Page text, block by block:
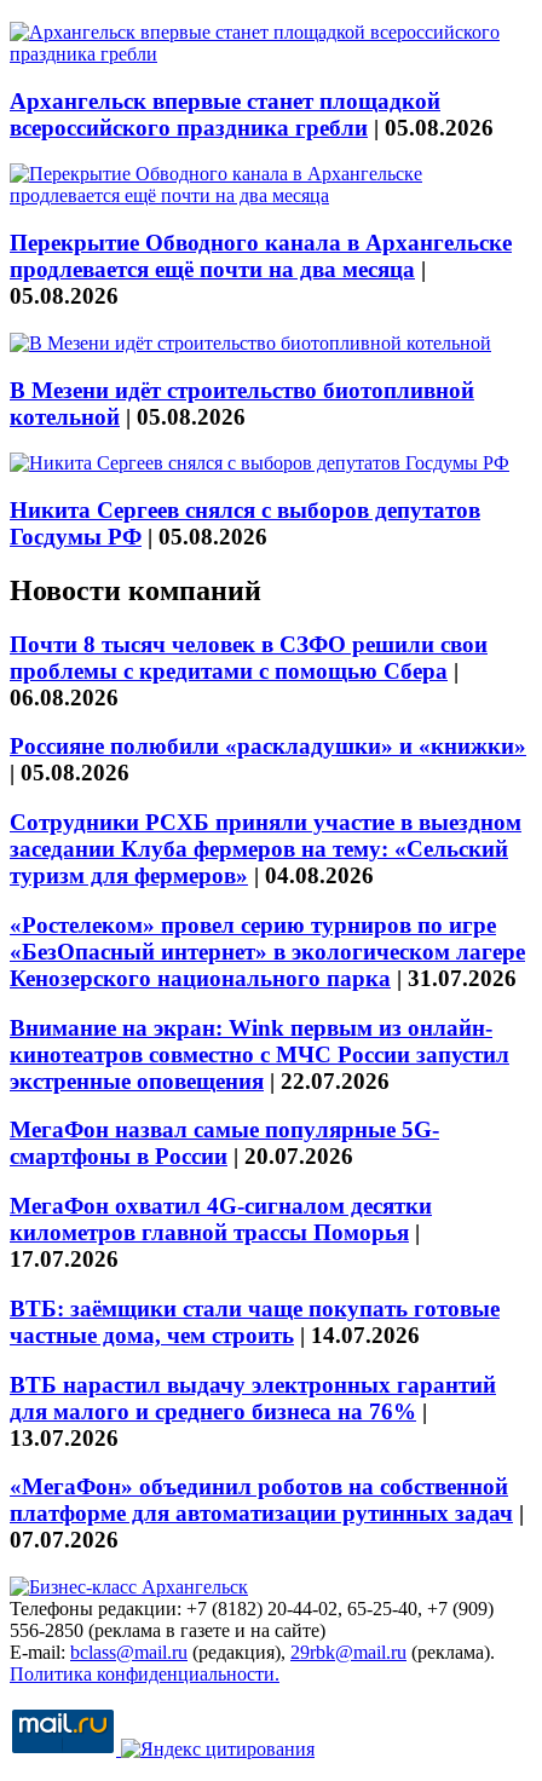
Архангельск впервые станет площадкой
всероссийского праздника гребли | 05.08.2026
Перекрытие Обводного канала в Архангельске
продлевается ещё почти на два месяца |
05.08.2026
В Мезени идёт строительство биотопливной
котельной | 05.08.2026
Никита Сергеев снялся с выборов депутатов
Госдумы РФ | 05.08.2026
Новости компаний
Почти 8 тысяч человек в СЗФО решили свои
проблемы с кредитами с помощью Сбера |
06.08.2026
Россияне полюбили «раскладушки» и «книжки»
| 05.08.2026
Сотрудники РСХБ приняли участие в выездном
заседании Клуба фермеров на тему: «Сельский
туризм для фермеров» | 04.08.2026
«Ростелеком» провел серию турниров по игре
«БезОпасный интернет» в экологическом лагере
Кенозерского национального парка | 31.07.2026
Внимание на экран: Wink первым из онлайн-
кинотеатров совместно с МЧС России запустил
экстренные оповещения | 22.07.2026
МегаФон назвал самые популярные 5G-
смартфоны в России | 20.07.2026
МегаФон охватил 4G-сигналом десятки
километров главной трассы Поморья |
17.07.2026
ВТБ: заёмщики стали чаще покупать готовые
частные дома, чем строить | 14.07.2026
ВТБ нарастил выдачу электронных гарантий
для малого и среднего бизнеса на 76% |
13.07.2026
«МегаФон» объединил роботов на собственной
платформе для автоматизации рутинных задач |
07.07.2026
Телефоны редакции: +7 (8182) 20-44-02, 65-25-40, +7 (909)
556-2850 (реклама в газете и на сайте)
E-mail: bclass@mail.ru (редакция), 29rbk@mail.ru (реклама).
Политика конфиденциальности.